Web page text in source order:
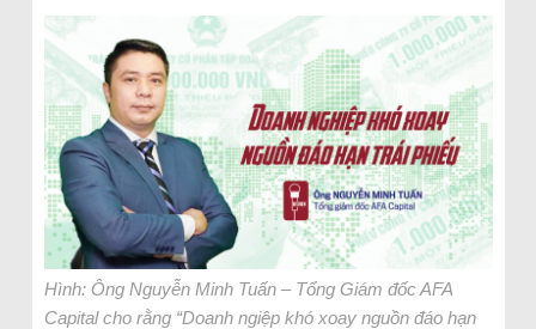
Hình: Ông Nguyễn Minh Tuấn – Tổng Giám đốc AFA
Capital cho rằng “Doanh ngiệp khó xoay nguồn đáo hạn